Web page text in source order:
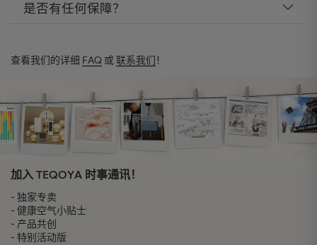
是否有任何保障？
查看我们的详细 FAQ 或联系我们 ！
加入 TEQOYA 时事通讯！
- 独家专卖
- 健康空气小贴士
- 产品共创
- 特别活动版